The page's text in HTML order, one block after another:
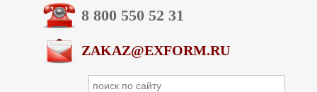
8 800 550 52 31
ZAKAZ@EXFORM.RU